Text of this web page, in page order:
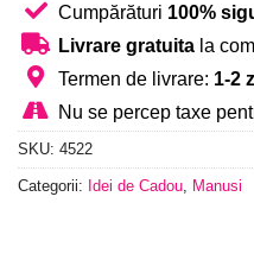
Cumpărături 100%
Livrare gratuita la
Termen de livrare: 1-2
Nu se percep taxe
SKU: 4522
Categorii: Idei de Cadou, Manusi